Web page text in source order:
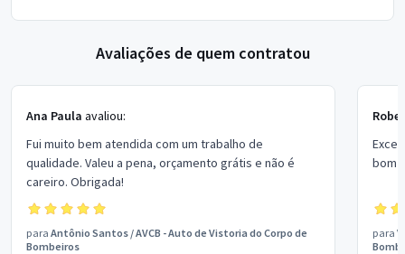
Avaliações de quem contratou
Ana Paula avaliou:
Fui muito bem atendida com um trabalho de
qualidade. Valeu a pena, orçamento grátis e não é
careiro. Obrigada!
para Antônio Santos /AVCB - Auto de Vistoria do Corpo de
Bombeiros
bom
para